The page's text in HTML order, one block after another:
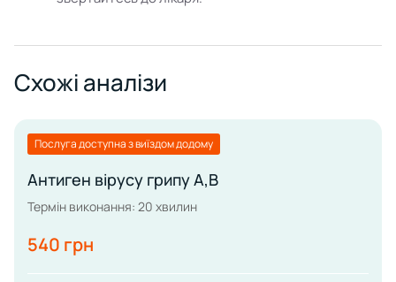
Схожі аналізи
Послуга доступна з виїздом додому
Антиген вірусу грипу А,В
Термін виконання: 20 хвилин
540 грн